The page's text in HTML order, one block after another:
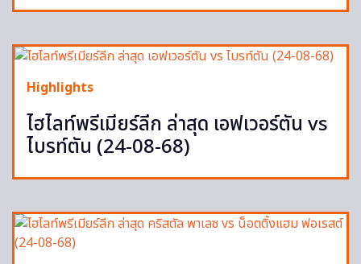
Highlights
ไฮไลท์พรีเมียร์ลีก ล่าสุด เอฟเวอร์ตัน vs
ไบรท์ตัน (24-08-68)